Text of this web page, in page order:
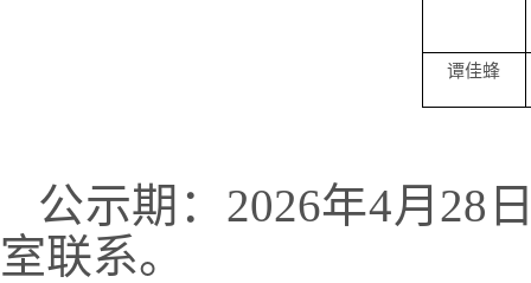
谭佳蜂
公示期：2026年4月28
室联系。